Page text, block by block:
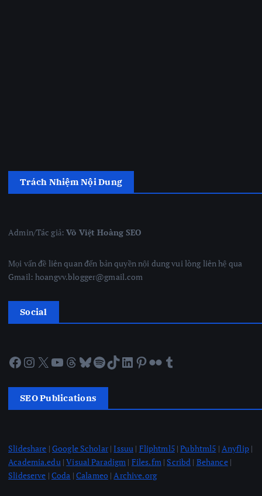
Trách Nhiệm Nội Dung
Admin/Tác giả:Võ Việt Hoàng SEO
Mọi vấn đề liên quan đến bản quyền nội dung vui lòng liên hệ qua
Gmail: hoangvv.blogger@gmail.com
Social
Facebook Instagram X YouTube Threads Bluesky Spotify TikTok LinkedIn Pinterest Flickr Tumblr
SEO Publications
Slideshare | Google Scholar|Issuu | Fliphtml5|Pubhtml5 | Anyflip|
Academia.edu|Visual Paradigm | Files.fm| Scribd | Behance|
Slideserve | Coda | Calameo|Archive.org